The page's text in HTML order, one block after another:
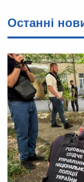
Останні